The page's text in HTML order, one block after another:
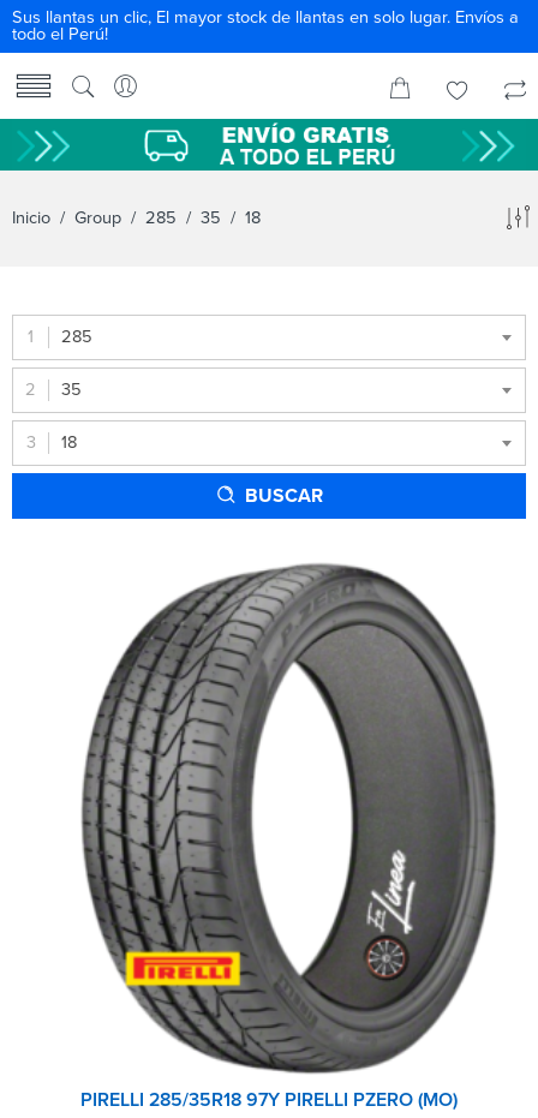
Sus llantas un clic, El mayor stock de llantas en solo lugar. Envíos a
todo el Perú!
Inicio / Group / 285 / 35 / 18
285
35
18
BUSCAR
PIRELLI 285/35R18 97Y PIRELLI PZERO (MO)